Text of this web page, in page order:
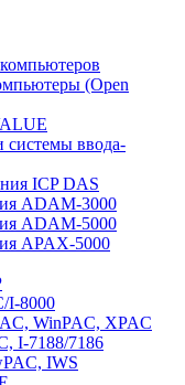
(Open
ввода-
ICP DAS
ADAM-3000
ADAM-5000
APAX-5000
I-8000
WinPAC, XPAC
I-7188/7186
IWS